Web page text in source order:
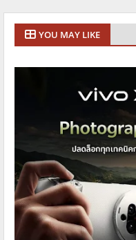
YOU MAY LIKE